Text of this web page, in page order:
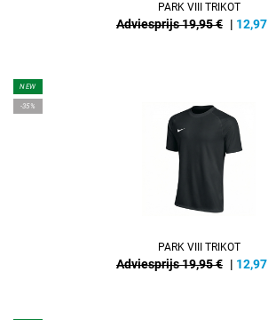
PARK VIII TRIKOT
Adviesprijs 19,95 € | 12,97
NEW
-35%
PARK VIII TRIKOT
Adviesprijs 19,95 € | 12,97